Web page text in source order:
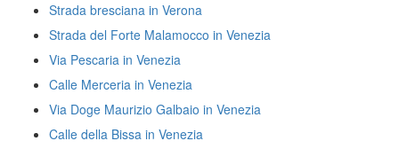
Strada bresciana in Verona
Strada del Forte Malamocco in Venezia
Via Pescaria in Venezia
Calle Merceria in Venezia
Via Doge Maurizio Galbaio in Venezia
Calle della Bissa in Venezia